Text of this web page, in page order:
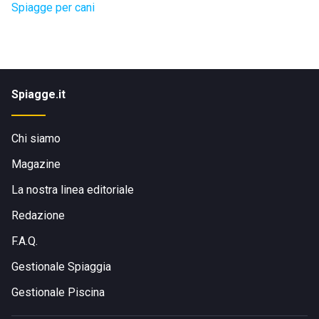
Spiagge per cani
Spiagge.it
Chi siamo
Magazine
La nostra linea editoriale
Redazione
F.A.Q.
Gestionale Spiaggia
Gestionale Piscina